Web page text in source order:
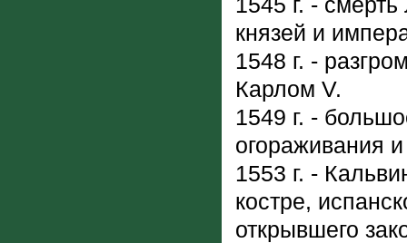
князей и
1548 г. -
Карлом V.
1549 г. -
огораживания
1553 г. -
костре,
открывшего